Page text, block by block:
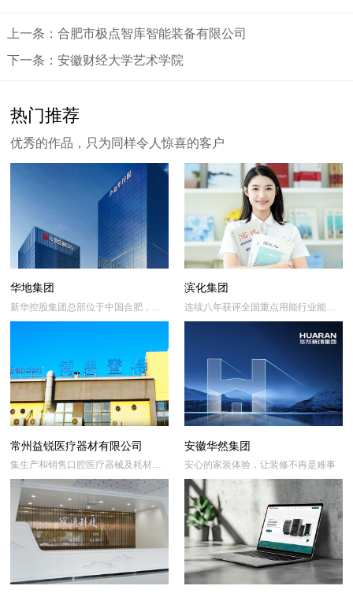
上一条：合肥市极点智库智能装备有限公司
下一条：安徽财经大学艺术学院
热门推荐
优秀的作品，只为同样令人惊喜的客户
华地集团
新华控股集团总部位于中国合肥，是
一家集教育、地产、产业基金、生态
区域覆盖广泛、业态协同发展的现代
化企业集团。
滨化集团
连续八年获评全国重点用能行业能
效“领跑者”标杆企业
常州益锐医疗器材有限公司
集生产和销售口腔医疗器械及耗材为
一体的医疗器械公司
安徽华然集团
安心的家装体验，让装修不再是难事